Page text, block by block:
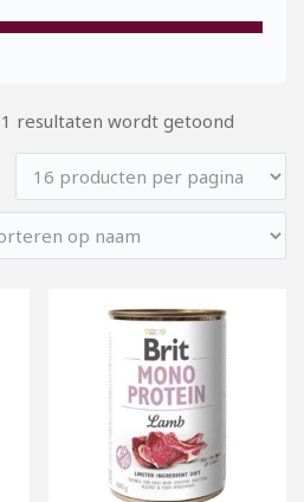
resultaten wordt getoond